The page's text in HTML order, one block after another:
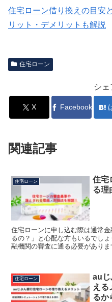
住宅ローン借り換えの目安
リット・デメリットも解説
住宅ローン
シェ
X Facebook
関連記事
住宅ローン
住宅
る理
住宅ローンに申し込む際は通常
るの？」と心配な方もいるでし
融機関の審査に通る必要があり
るポイントなどを把握しておく
住宅ローン
auじ
える
るか